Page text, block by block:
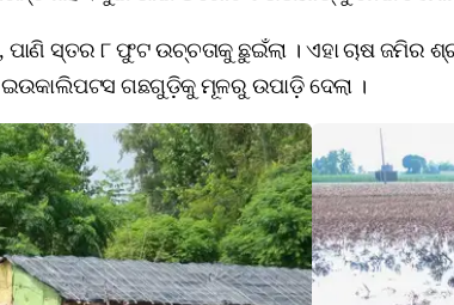
ପାଣି ସ୍ତର ୮ ଫୁଟ ଉଚ୍ଚତାକୁ ଛୁଇଁଲା । ଏହା ଚାଷ
ଗଛଗୁଡ଼ିକୁ ମୂଳରୁ ଉପାଡ଼ି ଦେଲା ।